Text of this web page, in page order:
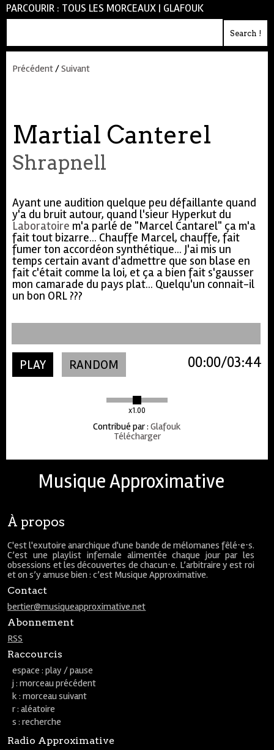
PARCOURIR : TOUS LES MORCEAUX | GLAFOUK
Précédent/Suivant
Martial Canterel
Shrapnell
Ayant une audition quelque peu défaillante quand
y'a du bruit autour, quand l'sieur Hyperkut du
Laboratoire m'a parlé de "Marcel Cantarel" ça m'a
fait tout bizarre... Chauffe Marcel, chauffe, fait
fumer ton accordéon synthétique... J'ai mis un
temps certain avant d'admettre que son blase en
fait c'était comme la loi, et ça a bien fait s'gausser
mon camarade du pays plat... Quelqu'un connait-il
un bon ORL ???
PLAY RANDOM
x1.00
03:44
00:00
Contribué par: Glafouk
Télécharger
Musique Approximative
À propos
C'est l'exutoire anarchique d'une bande de mélomanes fêlé⋅e⋅s.
C’est une playlist infernale alimentée chaque jour par les
obsessions et les découvertes de chacun⋅e. L’arbitraire y est roi
et on s’y amuse bien : c’est Musique Approximative.
Contact
bertier@musiqueapproximative.net
Abonnement
RSS
Raccourcis
espace : play / pause
j : morceau précédent
k : morceau suivant
r : aléatoire
s : recherche
Radio Approximative